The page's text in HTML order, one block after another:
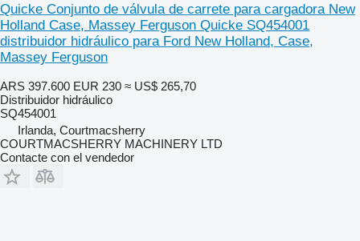
Quicke Conjunto de válvula de carrete para cargadora New
Holland Case, Massey Ferguson Quicke SQ454001
distribuidor hidráulico para Ford New Holland, Case,
Massey Ferguson
ARS 397.600 EUR 230 ≈ US$ 265,70
Distribuidor hidráulico
SQ454001
Irlanda, Courtmacsherry
COURTMACSHERRY MACHINERY LTD
Contacte con el vendedor